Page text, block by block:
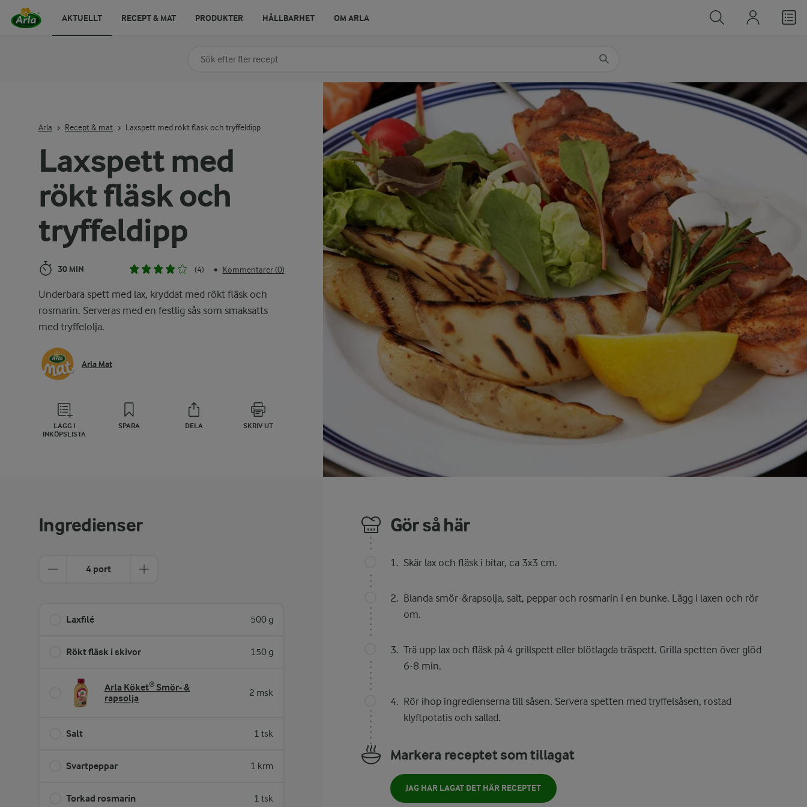
Laxspett med
rökt fläsk och
tryffeldipp
30 MIN (4) • Kommentarer (0)
Underbara spett med lax, kryddat med rökt fläsk och
rosmarin. Serveras med en festlig sås som smaksatts
med tryffelolja.
Arla Mat
LÄGG I
INKÖPSLISTA
SPARA DELA SKRIV UT
Arla Recept & mat Laxspett med rökt fläsk och tryffeldipp
Ingredienser
4 port
Laxfilé 500 g
Rökt fläsk i skivor 150 g
Arla Köket® Smör- &
rapsolja
2 msk
Salt 1 tsk
Svartpeppar 1 krm
Torkad rosmarin 1 tsk
Gör så här
Skär lax och fläsk i bitar, ca 3x3 cm.
Blanda smör-&rapsolja, salt, peppar och rosmarin i en bunke. Lägg i laxen och rör
om.
Trä upp lax och fläsk på 4 grillspett eller blötlagda träspett. Grilla spetten över glöd
6-8 min.
Rör ihop ingredienserna till såsen. Servera spetten med tryffelsåsen, rostad
klyftpotatis och sallad.
Markera receptet som tillagat
JAG HAR LAGAT DET HÄR RECEPTET
Sök på kategori eller ingrediens
AKTUELLT RECEPT & MAT PRODUKTER HÅLLBARHET OM ARLA